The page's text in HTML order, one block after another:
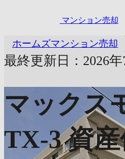
マンション売却
ホームズマンション売却
最終更新日：2026年
マックス
TX-3 資